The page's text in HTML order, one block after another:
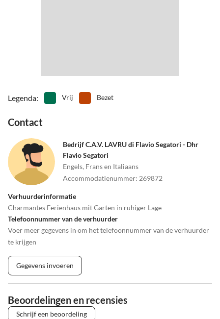
Legenda: Vrij Bezet
Contact
Bedrijf C.A.V. LAVRU di Flavio Segatori - Dhr
Flavio Segatori
Engels, Frans en Italiaans
Accommodatienummer: 269872
Verhuurderinformatie
Charmantes Ferienhaus mit Garten in ruhiger Lage
Telefoonnummer van de verhuurder
Voer meer gegevens in om het telefoonnummer van de verhuurder
te krijgen
Gegevens invoeren
Beoordelingen en recensies
Schrijf een beoordeling